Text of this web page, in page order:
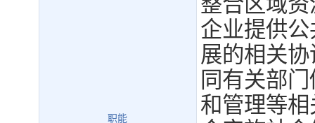
职能
企业提供
展的相关
同有关部
和管理等